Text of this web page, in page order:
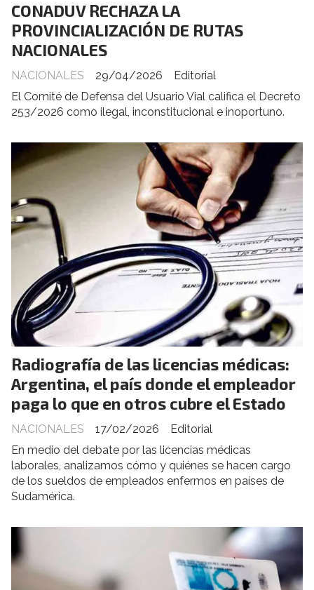
CONADUV RECHAZA LA
PROVINCIALIZACIÓN DE RUTAS
NACIONALES
Editorial
NACIONALES
29/04/2026
El Comité de Defensa del Usuario Vial califica el Decreto
253/2026 como ilegal, inconstitucional e inoportuno.
Radiografía de las licencias médicas:
Argentina, el país donde el empleador
paga lo que en otros cubre el Estado
Editorial
NACIONALES
17/02/2026
En medio del debate por las licencias médicas
laborales, analizamos cómo y quiénes se hacen cargo
de los sueldos de empleados enfermos en países de
Sudamérica.